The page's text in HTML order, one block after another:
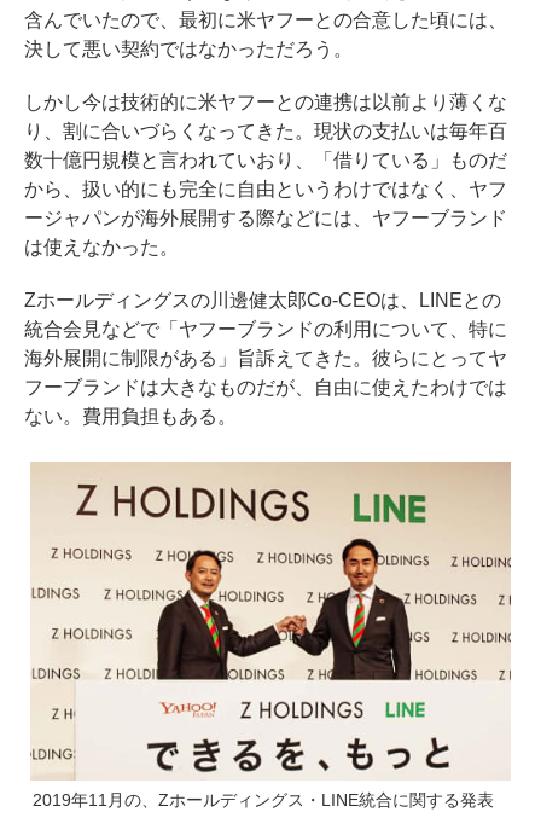
含んでいたので、最初に米ヤフーとの合意した頃には、
決して悪い契約ではなかっただろう。
しかし今は技術的に米ヤフーとの連携は以前より薄くな
り、割に合いづらくなってきた。現状の支払いは毎年百
数十億円規模と言われていおり、「借りている」ものだ
から、扱い的にも完全に自由というわけではなく、ヤフ
ージャパンが海外展開する際などには、ヤフーブランド
は使えなかった。
Zホールディングスの川邊健太郎Co-CEOは、LINEとの
統合会見などで「ヤフーブランドの利用について、特に
海外展開に制限がある」旨訴えてきた。彼らにとってヤ
フーブランドは大きなものだが、自由に使えたわけでは
ない。費用負担もある。
2019年11月の、Zホールディングス・LINE統合に関する発表